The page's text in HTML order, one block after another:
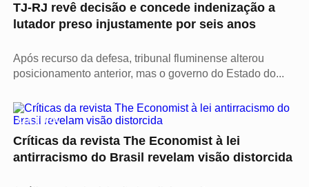
TJ-RJ revê decisão e concede indenização a
lutador preso injustamente por seis anos
Após recurso da defesa, tribunal fluminense alterou
posicionamento anterior, mas o governo do Estado do...
CULTURA
Críticas da revista The Economist à lei
antirracismo do Brasil revelam visão distorcida